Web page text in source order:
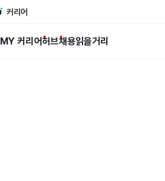
커리어
MY 커리어허브채용읽을거리